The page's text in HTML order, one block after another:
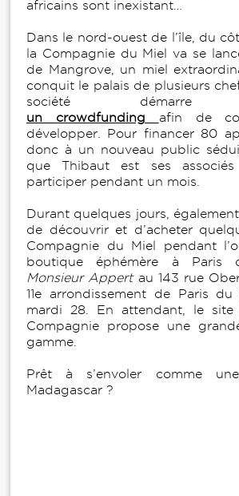
africains sont inexistant…
Dans le nord-ouest de l’île, du
la Compagnie du Miel va se
de Mangrove, un miel
conquit le palais de plusieurs
société
un crowdfunding afin de
développer. Pour financer 80
donc à un nouveau public
que Thibaut est ses
participer pendant un mois.
Durant quelques jours,
de découvrir et d’acheter
Compagnie du Miel pendant
boutique éphémère à Paris
Monsieur Appertau 143 rue
11e arrondissement de Paris
mardi 28. En attendant, le
Compagnie propose une
gamme.
Prêt à s’envoler comme
Madagascar ?